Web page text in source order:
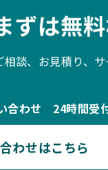
ずは無
談、お見積り、
合わせ 24時間受
わせはこちら